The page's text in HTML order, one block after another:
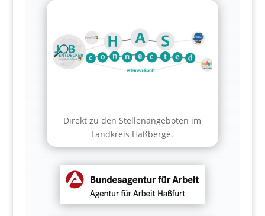
Direkt zu den Stellenangeboten im
Landkreis Haßberge.